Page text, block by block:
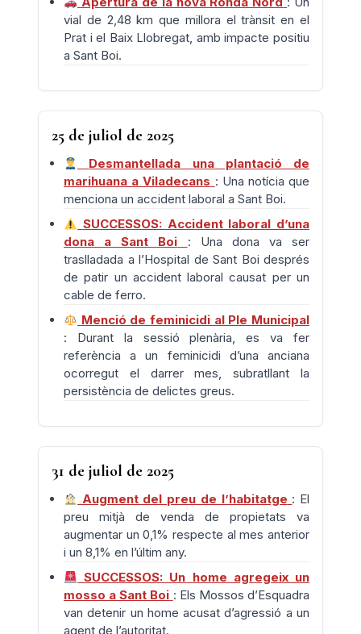
vial de 2,48 km que millora el trànsit en el
Prat i el Baix Llobregat, amb impacte positiu
a Sant Boi.
25 de juliol de 2025
Desmantellada una plantació de
marihuana a Viladecans : Una notícia que
menciona un accident laboral a Sant Boi.
SUCCESSOS: Accident laboral d’una
dona a Sant Boi
: Una dona va ser
traslladada a l’Hospital de Sant Boi després
de patir un accident laboral causat per un
cable de ferro.
Menció de feminicidi al Ple Municipal
: Durant la sessió plenària, es va fer
referència a un feminicidi d’una anciana
ocorregut el darrer mes, subratllant la
persistència de delictes greus.
31 de juliol de 2025
Augment del preu de l’habitatge : El
preu mitjà de venda de propietats va
augmentar un 0,1% respecte al mes anterior
i un 8,1% en l’últim any.
SUCCESSOS: Un home agregeix un
mosso a Sant Boi : Els Mossos d’Esquadra
van detenir un home acusat d’agressió a un
agent de l’autoritat.